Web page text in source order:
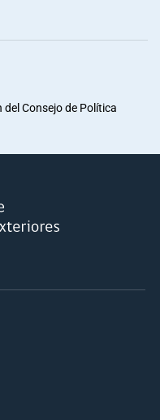
Consejo de Política